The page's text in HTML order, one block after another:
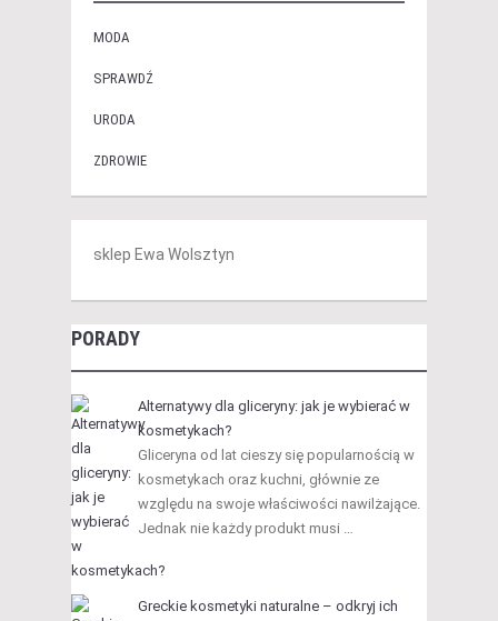
MODA
SPRAWDŹ
URODA
ZDROWIE
sklep Ewa Wolsztyn
PORADY
Alternatywy dla gliceryny: jak je wybierać w
kosmetykach?
Gliceryna od lat cieszy się popularnością w
kosmetykach oraz kuchni, głównie ze
względu na swoje właściwości nawilżające.
Jednak nie każdy produkt musi …
Greckie kosmetyki naturalne – odkryj ich